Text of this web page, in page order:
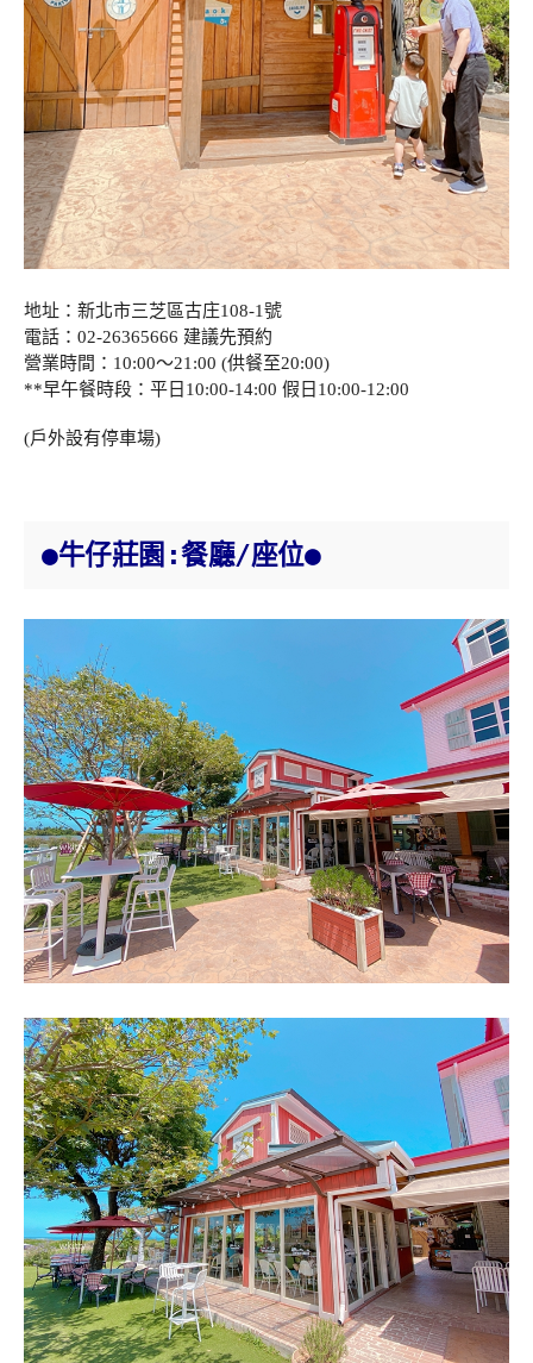
地址：新北市三芝區古庄108-1號
電話：02-26365666 建議先預約
營業時間：10:00～21:00 (供餐至20:00)
**早午餐時段：平日10:00-14:00 假日10:00-12:00
(戶外設有停車場)
●牛仔莊園:餐廳/座位●